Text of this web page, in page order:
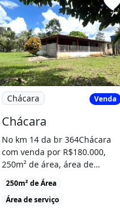
Imagem: Chácara
Chácara Venda
Chácara
No km 14 da br 364Chácara
com venda por R$180.000,
250m² de área, área de
serviço, localizado em Vila
Liberdade, [...]
250m² de Área
Área de serviço